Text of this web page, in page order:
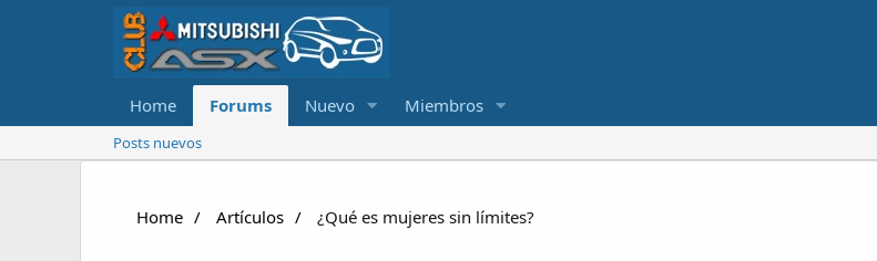
Home Forums Nuevo Miembros
Posts nuevos
Home Artículos ¿Qué es mujeres sin límites?